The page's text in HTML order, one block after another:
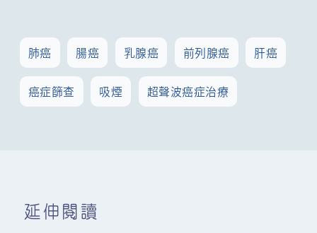
肺癌 腸癌 乳腺癌 前列腺癌 肝癌
癌症篩查 吸煙 超聲波癌症治療
延伸閱讀